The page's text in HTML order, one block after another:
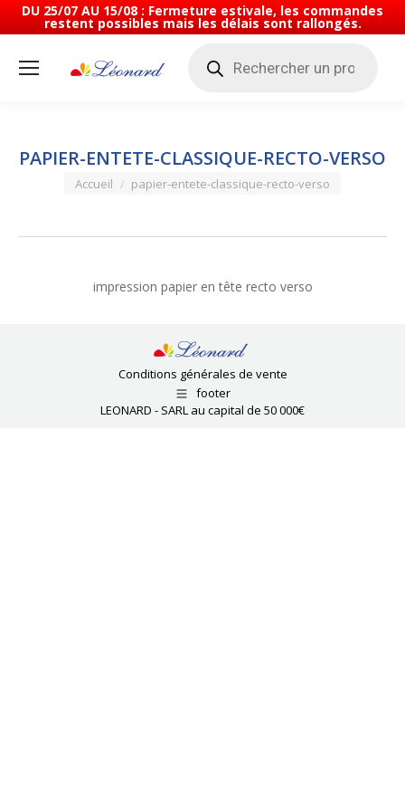
DU 25/07 AU 15/08 : Fermeture estivale, les commandes
restent possibles mais les délais sont rallongés.
produits
PAPIER-ENTETE-CLASSIQUE-RECTO-VERSO
Vous êtes ici :
Accueil papier-entete-classique-recto-verso
impression papier en tête recto verso
Conditions générales de vente
footer
LEONARD - SARL au capital de 50 000€